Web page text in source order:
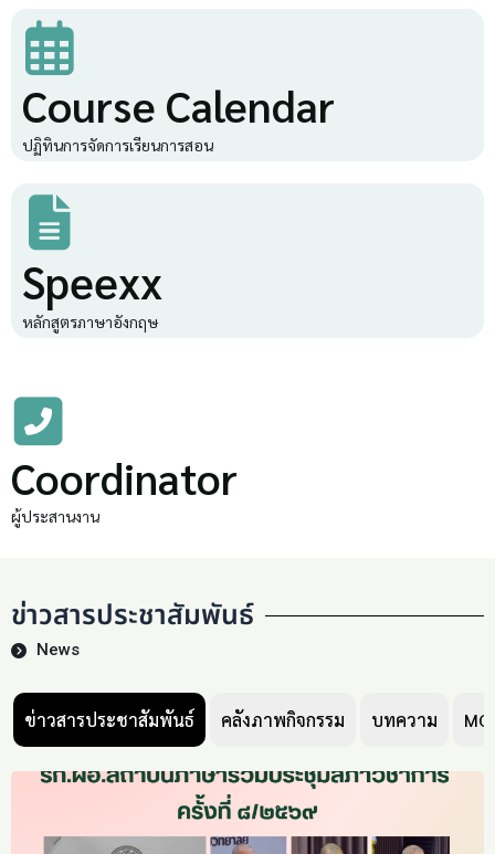
Course Calendar
ปฏิทินการจัดการเรียนการสอน
Speexx
หลักสูตรภาษาอังกฤษ
Coordinator
ผู้ประสานงาน
ข่าวสารประชาสัมพันธ์
News
ข่าวสารประชาสัมพันธ์ คลังภาพกิจกรรม บทความ